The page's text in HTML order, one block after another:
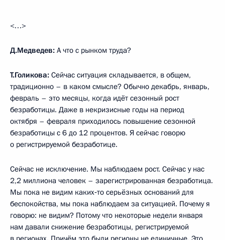
<…>
Д.Медведев: А что с рынком труда?
Т.Голикова: Сейчас ситуация складывается, в общем,
традиционно – в каком смысле? Обычно декабрь, январь,
февраль – это месяцы, когда идёт сезонный рост
безработицы. Даже в некризисные годы на период
октября – февраля приходилось повышение сезонной
безработицы с 6 до 12 процентов. Я сейчас говорю
о регистрируемой безработице.
Сейчас не исключение. Мы наблюдаем рост. Сейчас у нас
2,2 миллиона человек – зарегистрированная безработица.
Мы пока не видим каких‑то серьёзных оснований для
беспокойства, мы пока наблюдаем за ситуацией. Почему я
говорю: не видим? Потому что некоторые недели января
нам давали снижение безработицы, регистрируемой